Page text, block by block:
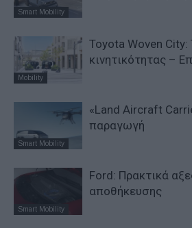
Smart Mobility
Mobility
Toyota Woven City:
κινητικότητας –
Smart Mobility
«Land Aircraft
παραγωγή
Smart Mobility
Ford: Πρακτικά
αποθήκευσης